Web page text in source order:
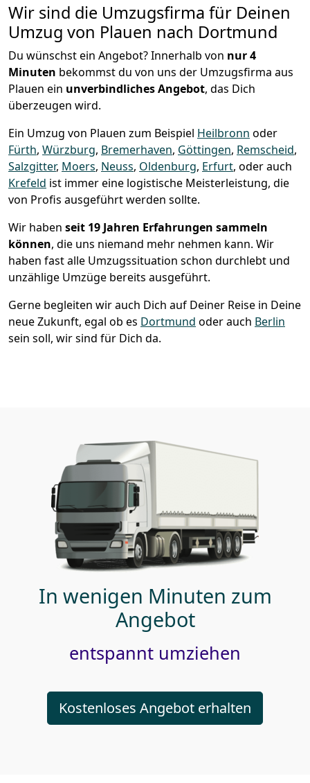
Wir sind die Umzugsfirma für Deinen
Umzug von Plauen nach Dortmund
Du wünschst ein Angebot? Innerhalb von nur 4
Minuten bekommst du von uns der Umzugsfirma aus
Plauen ein unverbindliches Angebot, das Dich
überzeugen wird.
Ein Umzug von Plauen zum Beispiel Heilbronn oder
Fürth, Würzburg, Bremer­haven, Göttingen, Remscheid,
Salzgitter, Moers, Neuss, Oldenburg, Erfurt, oder auch
Krefeld ist immer eine logistische Meisterleistung, die
von Profis ausgeführt werden sollte.
Wir haben seit 19 Jahren Erfahrungen sammeln
können, die uns niemand mehr nehmen kann. Wir
haben fast alle Umzugssituation schon durchlebt und
unzählige Umzüge bereits ausgeführt.
Gerne begleiten wir auch Dich auf Deiner Reise in Deine
neue Zukunft, egal ob es Dortmund oder auch Berlin
sein soll, wir sind für Dich da.
In wenigen Minuten zum
Angebot
entspannt umziehen
Kostenloses Angebot erhalten